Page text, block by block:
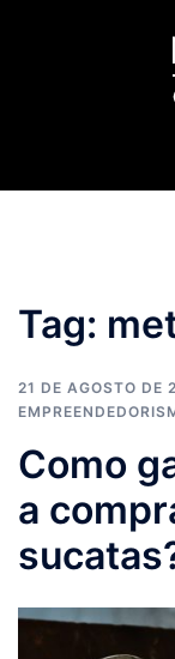
Tag:
21 DE AGOSTO DE
Como
a